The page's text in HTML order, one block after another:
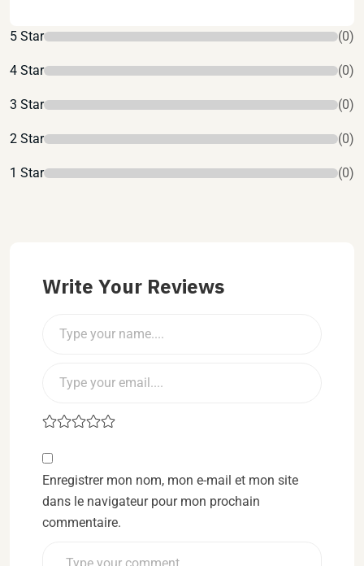
5 Star (0)
4 Star (0)
3 Star (0)
2 Star (0)
1 Star (0)
Write Your Reviews
Enregistrer mon nom, mon e-mail et mon site
dans le navigateur pour mon prochain
commentaire.